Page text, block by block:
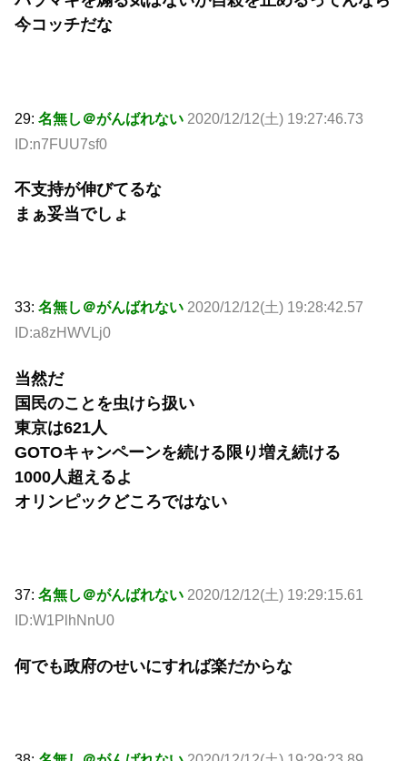
今コッチだな
29: 名無し＠がんばれない 2020/12/12(土) 19:27:46.73
ID:n7FUU7sf0
不支持が伸びてるな
まぁ妥当でしょ
33: 名無し＠がんばれない 2020/12/12(土) 19:28:42.57
ID:a8zHWVLj0
当然だ
国民のことを虫けら扱い
東京は621人
GOTOキャンペーンを続ける限り増え続ける
1000人超えるよ
オリンピックどころではない
37: 名無し＠がんばれない 2020/12/12(土) 19:29:15.61
ID:W1PlhNnU0
何でも政府のせいにすれば楽だからな